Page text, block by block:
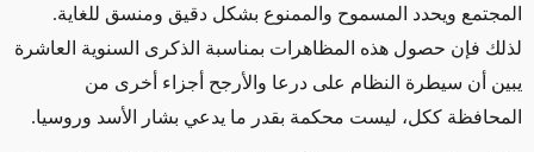
المجتمع ويحدد المسموح والممنوع بشكل دقيق ومنسق للغاية.
لذلك فإن حصول هذه المظاهرات بمناسبة الذكرى السنوية العاشرة
يبين أن سيطرة النظام على درعا والأرجح أجزاء أخرى من
المحافظة ككل، ليست محكمة بقدر ما يدعي بشار الأسد وروسيا.